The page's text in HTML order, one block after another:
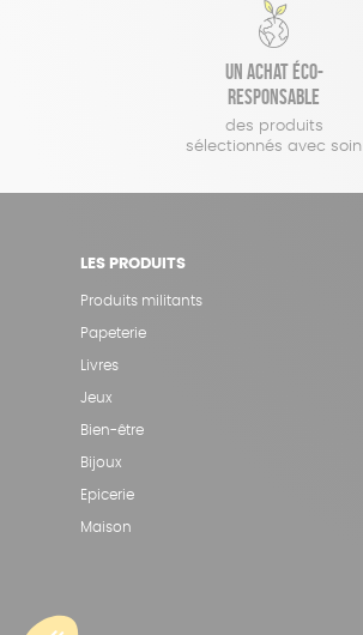
Un achat éco-
responsable
des produits
sélectionnés avec soin
LES PRODUITS
Produits militants
Papeterie
Livres
Jeux
Bien-être
Bijoux
Epicerie
Maison